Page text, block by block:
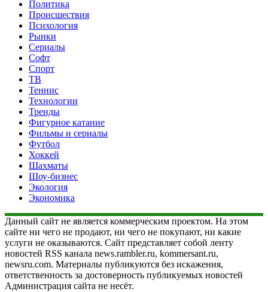
Политика
Происшествия
Психология
Рынки
Сериалы
Софт
Спорт
ТВ
Теннис
Технологии
Тренды
Фигурное катание
Фильмы и сериалы
Футбол
Хоккей
Шахматы
Шоу-бизнес
Экология
Экономика
Данный сайт не является коммерческим проектом. На этом
сайте ни чего не продают, ни чего не покупают, ни какие
услуги не оказываются. Сайт представляет собой ленту
новостей RSS канала news.rambler.ru, kommersant.ru,
newsru.com. Материалы публикуются без искажения,
ответственность за достоверность публикуемых новостей
Администрация сайта не несёт.